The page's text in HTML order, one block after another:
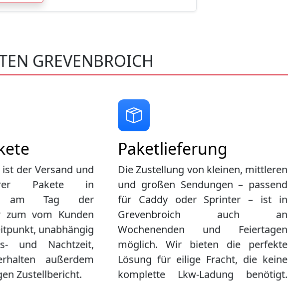
GREVENBROICH
Paketlieferung
Die Zustellung von kleinen, mittleren
und großen Sendungen – passend
für Caddy oder Sprinter – ist in
Grevenbroich auch an
Wochenenden und Feiertagen
möglich. Wir bieten die perfekte
Lösung für eilige Fracht, die keine
komplette Lkw-Ladung benötigt.
der Versand und
Pakete in
am Tag der
zum vom Kunden
unabhängig
und Nachtzeit,
außerdem
Zustellbericht.